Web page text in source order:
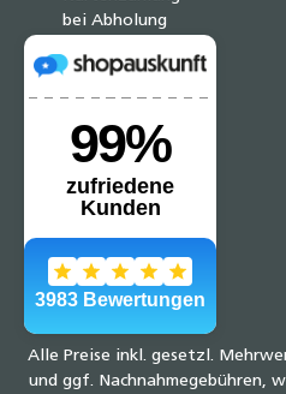
Alle Preise inkl. gesetzl.
und ggf. Nachnahmegebühren,